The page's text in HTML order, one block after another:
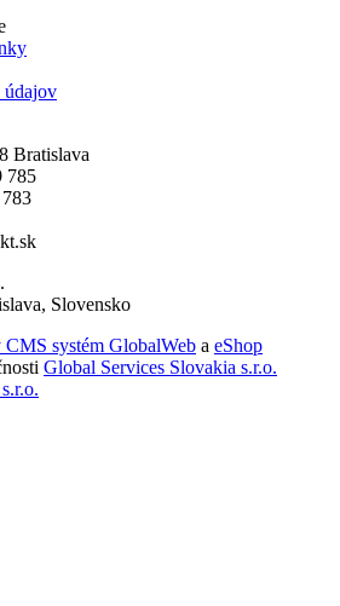
údajov
Bratislava
785
Slovensko
CMS systém GlobalWeb a eShop
Global Services Slovakia s.r.o.